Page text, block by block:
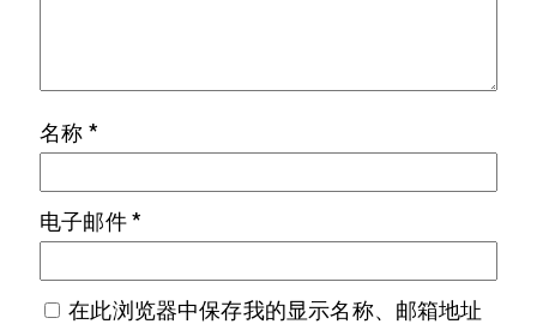
名称 *
电子邮件*
在此浏览器中保存我的显示名称、邮箱地址